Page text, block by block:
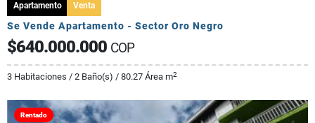
Apartamento Venta
Se Vende Apartamento - Sector Oro Negro
$640.000.000 COP
3 Habitaciones / 2 Baño(s) / 80.27 Área m2
Rentado